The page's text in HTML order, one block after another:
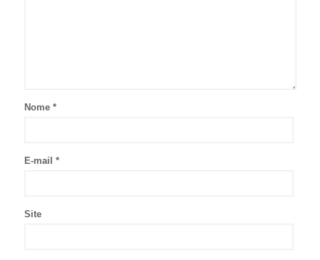
Nome *
E-mail *
Site